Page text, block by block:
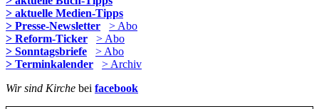
> aktuelle Medien-Tipps
> Presse-Newsletter
> Abo
> Reform-Ticker
> Abo
> Sonntagsbriefe
> Abo
> Terminkalender
> Archiv
Wir sind Kirche bei facebook